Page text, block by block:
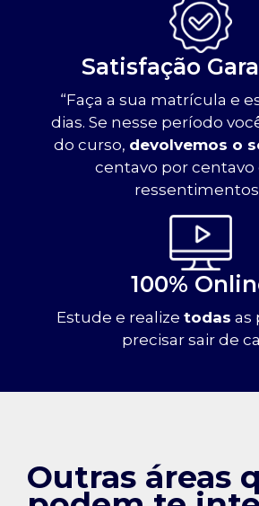
Satisfação
“Faça a sua matrícula e
dias. Se nesse período
do curso, devolvemos o
centavo por centavo
100%
Estude e realize todas as
precisar sair de
Outras áreas